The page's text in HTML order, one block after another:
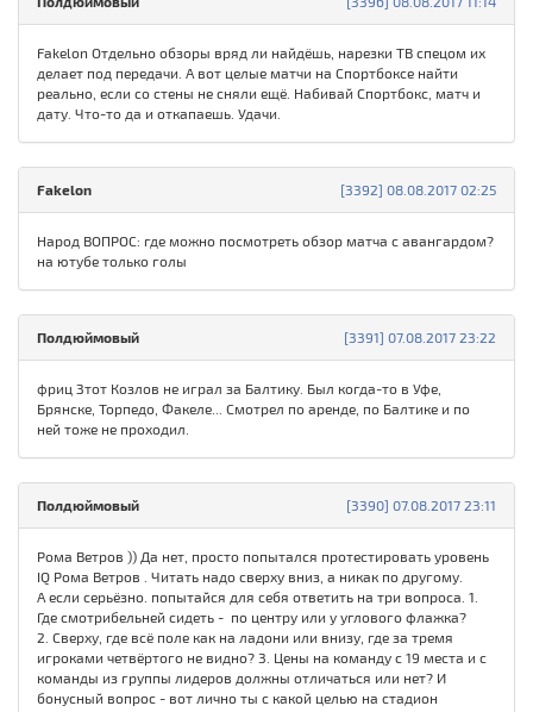
Fakelon Отдельно обзоры вряд ли найдёшь, нарезки ТВ спецом их
делает под передачи. А вот целые матчи на Спортбоксе найти
реально, если со стены не сняли ещё. Набивай Спортбокс, матч и
дату. Что-то да и откапаешь. Удачи.
[3392] 08.08.2017 02:25
Fakelon
Народ ВОПРОС: где можно посмотреть обзор матча с авангардом?
на ютубе только голы
[3391] 07.08.2017 23:22
Полдюймовый
фриц Зтот Козлов не играл за Балтику. Был когда-то в Уфе,
Брянске, Торпедо, Факеле... Смотрел по аренде, по Балтике и по
ней тоже не проходил.
[3390] 07.08.2017 23:11
Полдюймовый
Рома Ветров )) Да нет, просто попытался протестировать уровень
IQ Рома Ветров . Читать надо сверху вниз, а никак по другому.
А если серьёзно. попытайся для себя ответить на три вопроса. 1.
Где смотрибельней сидеть - по центру или у углового флажка?
2. Сверху, где всё поле как на ладони или внизу, где за тремя
игроками четвёртого не видно? 3. Цены на команду с 19 места и с
команды из группы лидеров должны отличаться или нет? И
бонусный вопрос - вот лично ты с какой целью на стадион